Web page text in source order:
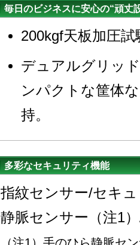
毎日のビジネスに安心の“頑丈
200kgf天板加圧
デュアルグリッ
ンパクトな筐体
持。
多彩なセキュリティ機能
指紋センサー/セキ
静脈センサー（注1